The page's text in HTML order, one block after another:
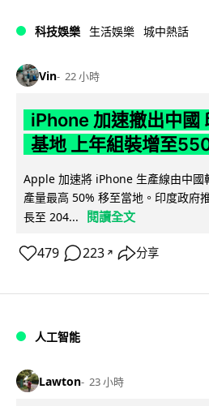
科技娛樂 生活娛樂 城中熱話
Vin 22 小時
iPhone 加速撤出中國
基地 上年組裝增至
Apple 加速將 iPhone 生產線由中國
產量最高 50% 移至當地。印度政府
長至 204...
閱讀全文
479 223 ↗ 分享
人工智能
Lawton 23 小時